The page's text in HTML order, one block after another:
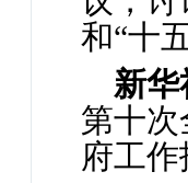
和“十
新华
第十
府工